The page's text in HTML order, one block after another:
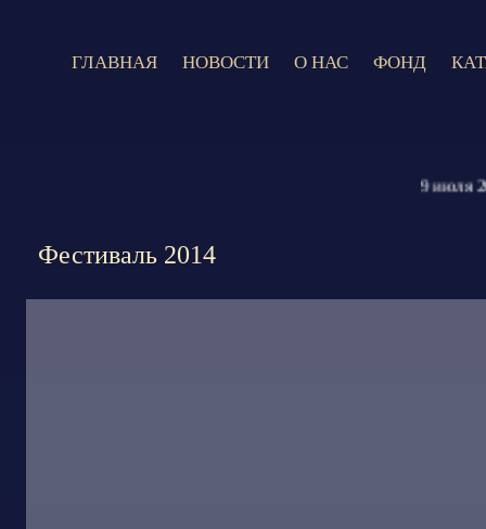
9 июля
ГЛАВНАЯ НОВОСТИ О НАС ФОНД
Фестиваль 2014